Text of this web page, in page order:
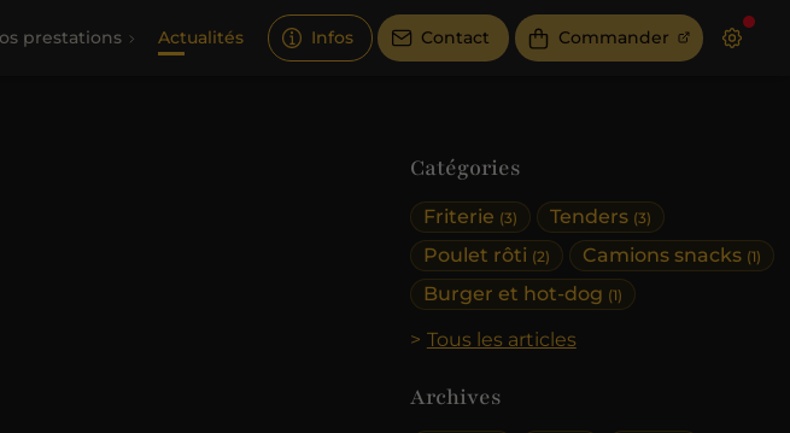
prestations Actualités Infos Contact Commander
Catégories
Friterie (3) Tenders (3)
Poulet rôti (2) Camions snacks (1)
Burger et hot-dog (1)
Tous les articles
Archives